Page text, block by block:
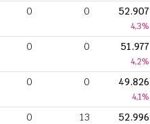
0 0 52.907
4,3%
0 0 51.977
4,2%
0 0 49.826
4,1%
0 13 52.996